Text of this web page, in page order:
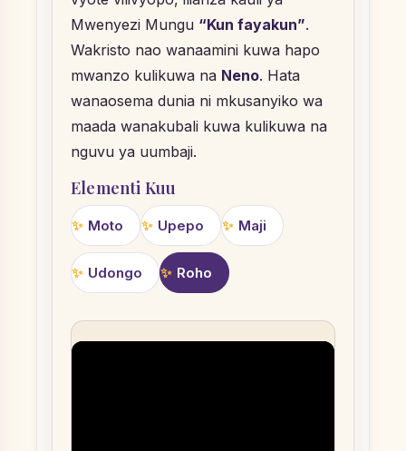
Mwenyezi Mungu “Kun fayakun”.
Wakristo nao wanaamini kuwa hapo
mwanzo kulikuwa na Neno. Hata
wanaosema dunia ni mkusanyiko wa
maada wanakubali kuwa kulikuwa na
nguvu ya uumbaji.
Elementi Kuu
Moto Upepo Maji
Udongo Roho